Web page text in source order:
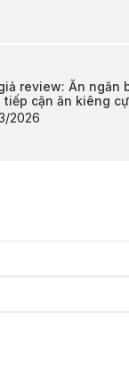
review: Ăn ngăn
tiếp cận ăn kiêng
2026